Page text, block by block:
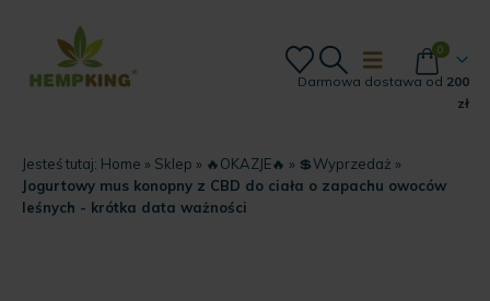
0
Darmowa dostawa od 200
zł
Jesteś tutaj: Home » Sklep » 🔥OKAZJE🔥 » 💲Wyprzedaż »
Jogurtowy mus konopny z CBD do ciała o zapachu owoców
leśnych - krótka data ważności